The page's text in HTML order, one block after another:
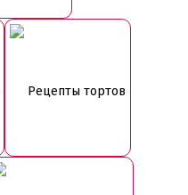
Рецепты тортов